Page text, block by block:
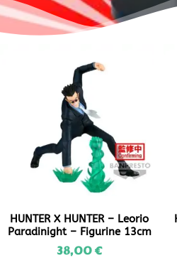
HUNTER X HUNTER – Leorio
Paradinight – Figurine 13cm
38,00€